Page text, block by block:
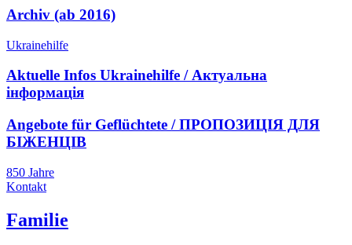
Archiv (ab 2016)
Ukrainehilfe
Aktuelle Infos Ukrainehilfe / Актуальна
інформація
Angebote für Geflüchtete / ПРОПОЗИЦІЯ ДЛЯ
БІЖЕНЦІВ
850 Jahre
Kontakt
Familie